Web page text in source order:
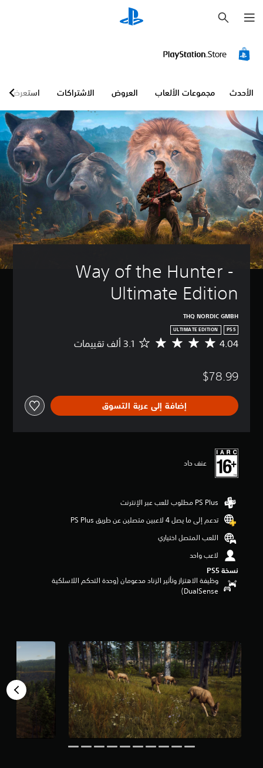
ح
ث
الأحدث مجموعات الألعاب العروض الاشتراكات استعرض
Way of the Hunter -
Ultimate Edition
THQ NORDIC GMBH
PS5
ULTIMATE EDITION
م
س
ل
ي
م
4
.
4
ج
م
5
إ
ج
م
ا
ل
‏
3
.
4.04
$78.99
إضافة إلى عربة التسوق
عنف حاد
تدعم إلى ما يصل 4 لاعبين متصلين عن طريق PS Plus‏
اللعب المتصل اختياري
لاعب واحد
نسخة PS5‏
وظيفة الاهتزاز وتأثير الزناد مدعومان (وحدة التحكم اللاسلكية
DualSense‏)